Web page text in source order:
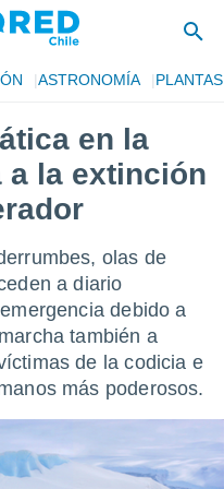
ASTRONOMÍA PLANTAS
en la
la extinción
olas de
a diario
debido a
también a
de la codicia e
más poderosos.